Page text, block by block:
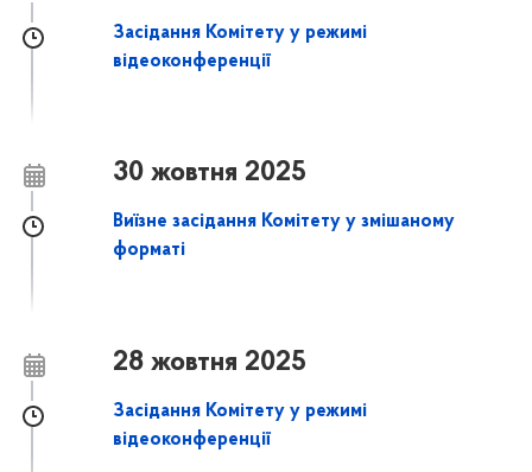
Засідання Комітету у режимі
відеоконференції
30 жовтня 2025
Виїзне засідання Комітету у змішаному
форматі
28 жовтня 2025
Засідання Комітету у режимі
відеоконференції